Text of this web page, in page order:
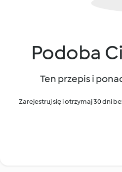
Podoba
Ten przepis i
Zarejestruj się i otrzymaj 30 dni